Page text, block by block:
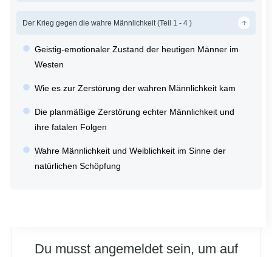
Du musst angemeldet sein, um auf
Der Krieg gegen die wahre Männlichkeit (Teil 1 - 4 )
Geistig-emotionaler Zustand der heutigen Männer im
Westen
Wie es zur Zerstörung der wahren Männlichkeit kam
Die planmäßige Zerstörung echter Männlichkeit und
ihre fatalen Folgen
Wahre Männlichkeit und Weiblichkeit im Sinne der
natürlichen Schöpfung